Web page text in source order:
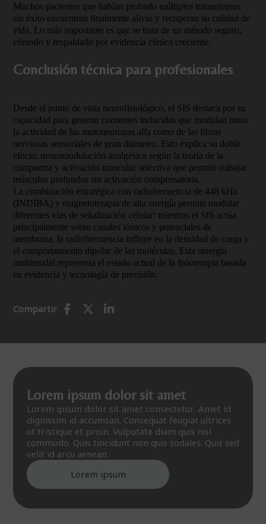
Muchos pacientes que habían probado múltiples tratamientos
sin éxito encuentran finalmente alivio y recuperan su calidad de
vida. Lo más importante es que se trata de un método seguro,
cómodo y respaldado por evidencia clínica creciente.
Conclusión técnica para profesionales
Desde el punto de vista neurofisiológico, el SIS destaca por su
capacidad para generar corrientes inducidas que modulan tanto
la actividad de las motoneuronas alfa como de las fibras
nerviosas sensoriales de gran diámetro. Esto explica su doble
efecto: neuromodulación analgésica según la teoría de la
compuerta y activación muscular selectiva que permite trabajar
músculos profundos sin activación compensatoria.
La combinación estratégica con radiofrecuencia de 448 kHz
(INDIBA) y magnetoterapia de alta energía permite modular
diferentes vías de señalización celular: mientras el SIS actúa
principalmente sobre canales iónicos y potenciales de
membrana, la radiofrecuencia influye en la densidad de carga y
el comportamiento dipolar de las moléculas. Esta sinergia
multimodal representa el estado actual de la fisioterapia basada
en evidencia y tecnología de precisión.
Compartir
Lorem ipsum dolor sit amet
Lorem ipsum dolor sit amet consectetur. Amet id
dignissim id accumsan. Consequat feugiat ultrices
ut tristique et proin. Vulputate diam quis nisl
commodo. Quis tincidunt non quis sodales. Quis sed
velit id arcu aenean.
Lorem ipsum